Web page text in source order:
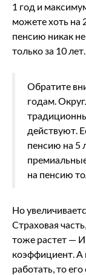
1 год и
можете хоть на
пенсию никак
только за 10 лет.
Обратите
годам.
действуют.
пенсию на 5
на пенсию
Но
Страховая
тоже растет —
коэффициент. А
работать, то